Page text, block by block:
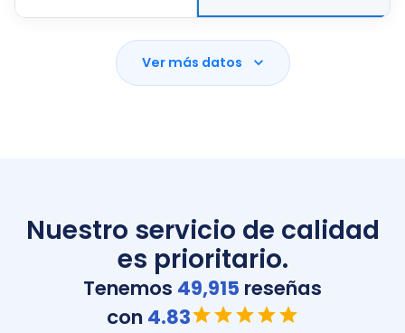
Ver más datos
Nuestro servicio de calidad
es prioritario.
Tenemos 49,915 reseñas
con 4.83